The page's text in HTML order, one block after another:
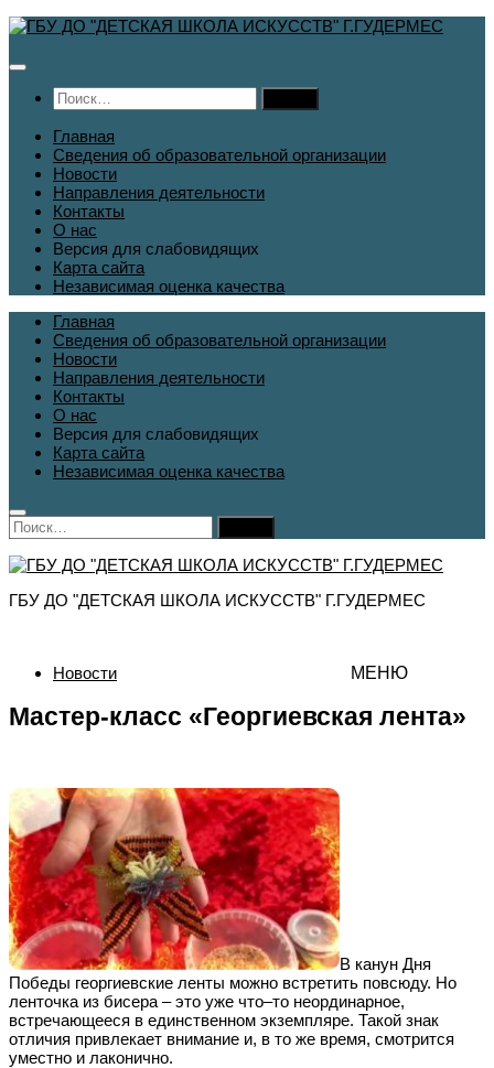
Перейти
содержимому
Найти:
Главная
Сведения об образовательной организации
Новости
Направления деятельности
Контакты
О нас
Версия для слабовидящих
Карта сайта
Независимая оценка качества
Главная
Сведения об образовательной организации
Новости
Направления деятельности
Контакты
О нас
Версия для слабовидящих
Карта сайта
Независимая оценка качества
Найти:
ГБУ ДО "ДЕТСКАЯ ШКОЛА ИСКУССТВ" Г.ГУДЕРМЕС
МЕНЮ
Новости
Мастер-класс «Георгиевская лента»
В канун Дня
Победы георгиевские ленты можно встретить повсюду. Но
ленточка из бисера – это уже что–то неординарное,
встречающееся в единственном экземпляре. Такой знак
отличия привлекает внимание и, в то же время, смотрится
уместно и лаконично.